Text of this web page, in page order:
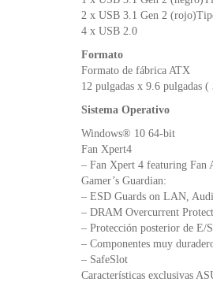
2 x USB 3.1 Gen 2
4 x USB 2.0
Formato
Formato de fábrica ATX
12 pulgadas x 9.6 pulgadas
Sistema Operativo
Windows® 10 64-bit
Fan Xpert4
– Fan Xpert 4 featuring Fan
Gamer’s Guardian:
– ESD Guards on LAN,
– DRAM Overcurrent
– Protección posterior de E/
– Componentes muy
– SafeSlot
Características exclusivas